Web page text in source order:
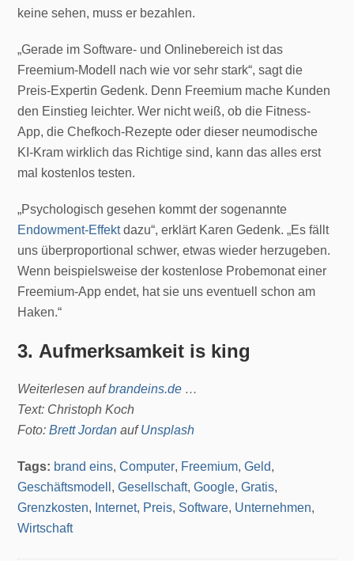
keine sehen, muss er bezahlen.
„Gerade im Software- und Onlinebereich ist das
Freemium-Modell nach wie vor sehr stark“, sagt die
Preis-Expertin Gedenk. Denn Freemium mache Kunden
den Einstieg leichter. Wer nicht weiß, ob die Fitness-
App, die Chefkoch-Rezepte oder dieser neumodische
KI-Kram wirklich das Richtige sind, kann das alles erst
mal kostenlos testen.
„Psychologisch gesehen kommt der sogenannte
Endowment-Effektdazu“, erklärt Karen Gedenk. „Es fällt
uns überproportional schwer, etwas wieder herzugeben.
Wenn beispielsweise der kostenlose Probemonat einer
Freemium-App endet, hat sie uns eventuell schon am
Haken.“
3. Aufmerksamkeit is king
Weiterlesen aufbrandeins.de …
Text: Christoph Koch
Foto:Brett Jordan aufUnsplash
Tags: brand eins,Computer, Freemium,Geld,
Geschäftsmodell ,Gesellschaft,Google,Gratis,
Grenzkosten, Internet, Preis, Software, Unternehmen,
Wirtschaft